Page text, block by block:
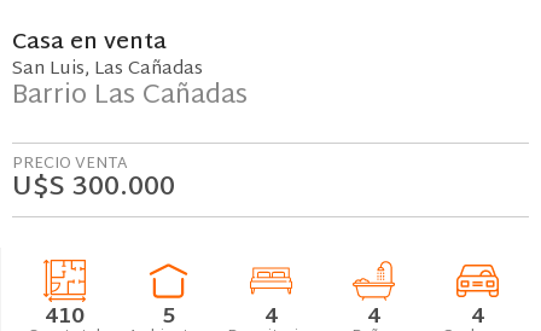
Casaen venta
San Luis Las Cañadas
Barrio Las Cañadas
PRECIO VENTA
U$S 300.000
410 5 4 4 4